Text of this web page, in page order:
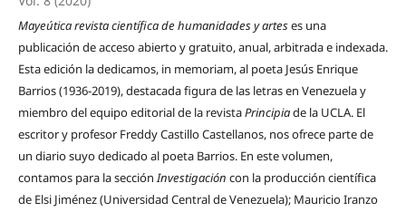
Mayeútica revista científica de humanidades y arteses una
publicación de acceso abierto y gratuito, anual, arbitrada e indexada.
Esta edición la dedicamos, in memoriam, al poeta Jesús Enrique
Barrios (1936-2019), destacada figura de las letras en Venezuela y
miembro del equipo editorial de la revistaPrincipiade la UCLA. El
escritor y profesor Freddy Castillo Castellanos, nos ofrece parte de
un diario suyo dedicado al poeta Barrios. En este volumen,
contamos para la secciónInvestigación con la producción científica
de Elsi Jiménez (Universidad Central de Venezuela); Mauricio Iranzo